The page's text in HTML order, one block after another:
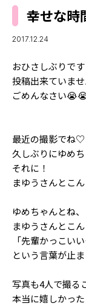
おでかけ
お悩み相談
MODEL'S
TikTok
YouTube
ゲッターズ飯
MISS
ミスセブン
MAGAZINE
バックナン
Seventeen
幸せな
2017.12.24
おひさしぶりです
投稿出来ていま
ごめんなさい
最近の撮影でね♡
久しぶりにゆめ
それに！
まゆうさんとこ
ゆめちゃんとね、
まゆうさんとこ
「先輩かっこい
という言葉が止
写真も4人で撮る
本当に嬉しかった